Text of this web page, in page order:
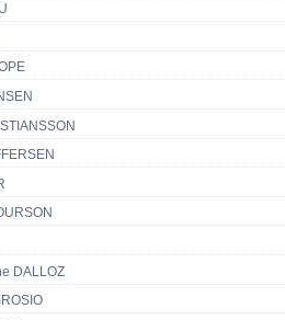
DALLOZ